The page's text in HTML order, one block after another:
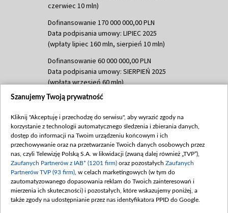
czerwiec 10 mln)
Dofinansowanie 170 000 000,00 PLN
Data podpisania umowy: LIPIEC 2025
(wpłaty lipiec 160 mln, sierpień 10 mln)
Dofinansowanie 60 000 000,00 PLN
Data podpisania umowy: SIERPIEŃ 2025
(wpłata wrzesień 60 mln)
Dofinansowanie 635 783 051,21 PLN
(wpłata wrzesień 100 mln, październik 350
mln, listopad 265 mln)
Dofinansowanie 48 862 000,00 PLN
Data podpisania umowy: GRUDZIEŃ 2025
(wpłata grudzień 60,548 mln)
Dofinansowanie 900 000 000,00 PLN
Data podpisania umowy: LUTY 2026 (wpłata
Szanujemy Twoją prywatność
Kliknij "Akceptuję i przechodzę do serwisu", aby wyrazić zgody na
korzystanie z technologii automatycznego śledzenia i zbierania danych,
dostęp do informacji na Twoim urządzeniu końcowym i ich
przechowywanie oraz na przetwarzanie Twoich danych osobowych przez
nas, czyli Telewizję Polską S.A. w likwidacji (zwaną dalej również „TVP”),
Zaufanych Partnerów z IAB* (1201 firm) oraz pozostałych Zaufanych
Partnerów TVP (93 firm) , w celach marketingowych (w tym do
zautomatyzowanego dopasowania reklam do Twoich zainteresowań i
mierzenia ich skuteczności) i pozostałych, które wskazujemy poniżej, a
także zgody na udostępnianie przez nas identyfikatora PPID do Google.